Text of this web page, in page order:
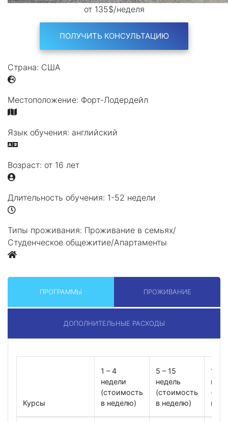
от 135$/неделя
ПОЛУЧИТЬ КОНСУЛЬТАЦИЮ
Страна: США
Местоположение: Форт-Лодердейл
Язык обучения: английский
Возраст: от 16 лет
Длительность обучения: 1-52 недели
Типы проживания: Проживание в семьях/
Студенческое общежитие/Апартаменты
ПРОГРАММЫ ПРОЖИВАНИЕ
ДОПОЛНИТЕЛЬНЫЕ РАСХОДЫ
Курсы
1 – 4
недели
(стоимость
в неделю)
5 – 15
недель
(стоимость
в неделю)
16 –
в